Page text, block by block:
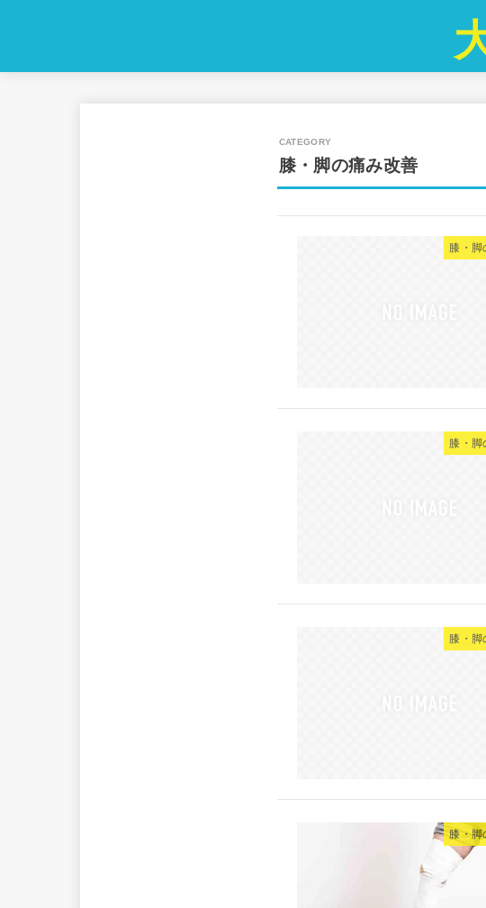
膝・脚の痛み改善
膝・脚
膝・脚
膝・脚
膝・脚